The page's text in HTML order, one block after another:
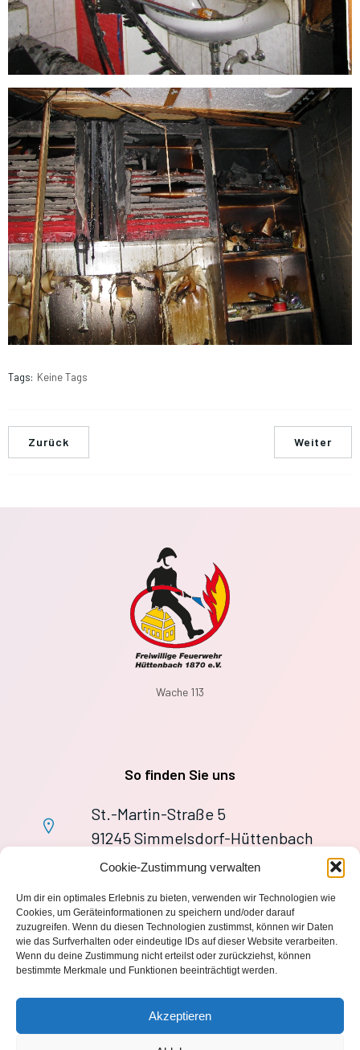
Cookie-Zustimmung verwalten
Um dir ein optimales Erlebnis zu bieten, verwenden wir Technologien wie
Cookies, um Geräteinformationen zu speichern und/oder darauf
zuzugreifen. Wenn du diesen Technologien zustimmst, können wir Daten
wie das Surfverhalten oder eindeutige IDs auf dieser Website verarbeiten.
Wenn du deine Zustimmung nicht erteilst oder zurückziehst, können
bestimmte Merkmale und Funktionen beeinträchtigt werden.
Akzeptieren
Tags: Keine Tags
Zurück Weiter
Wache 113
So finden Sie uns
St.-Martin-Straße 5
91245 Simmelsdorf-Hüttenbach
+49 9155 9279727
wache113@ff-huettenbach.de